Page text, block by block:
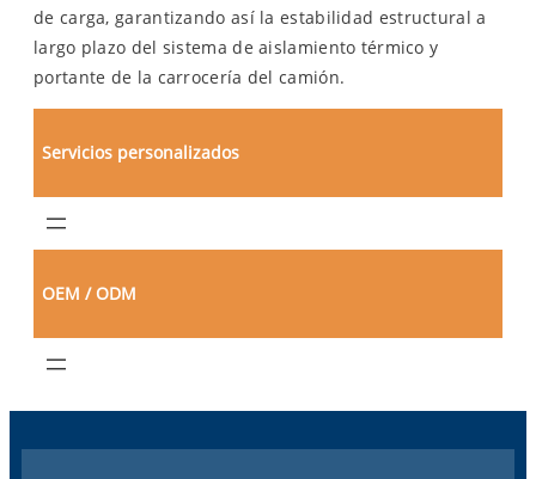
de carga, garantizando así la estabilidad estructural a
largo plazo del sistema de aislamiento térmico y
portante de la carrocería del camión.
Servicios personalizados
OEM / ODM